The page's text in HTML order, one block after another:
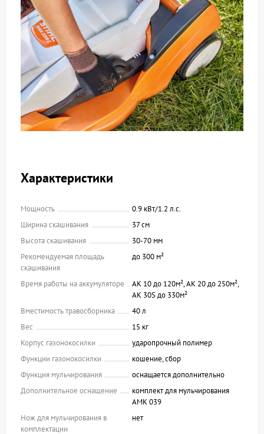
Характеристики
Мощность
0.9 кВт/1.2 л.с.
Ширина скашивания
37 см
Высота скашивания
30-70 мм
Рекомендуемая площадь
скашивания
до 300 м²
Время работы на аккумуляторе
AK 10 до 120м², AK 20 до 250м²,
AK 30S до 330м²
Вместимость травосборника
40 л
Вес
15 кг
Корпус газонокосилки
ударопрочный полимер
Функции газонокосилки
кошение, сбор
Функция мульчирования
оснащается дополнительно
Дополнительное оснащение
комплект для мульчирования
AMK 039
Нож для мульчирования в
комплектации
нет